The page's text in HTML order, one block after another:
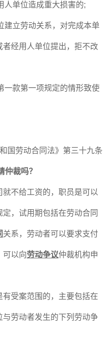
单位造成重大损害的;
立劳动关系，对完成本单
经用人单位提出，拒不改
一款第一项规定的情形致使
国劳动合同法》第三十九条
仲裁吗？
不给工资的，职员是可以
，试用期包括在劳动合同
关系，劳动者可以要求支付
可以向劳动争议仲裁机构申
受案范围的，主要包括在
劳动者发生的下列劳动争